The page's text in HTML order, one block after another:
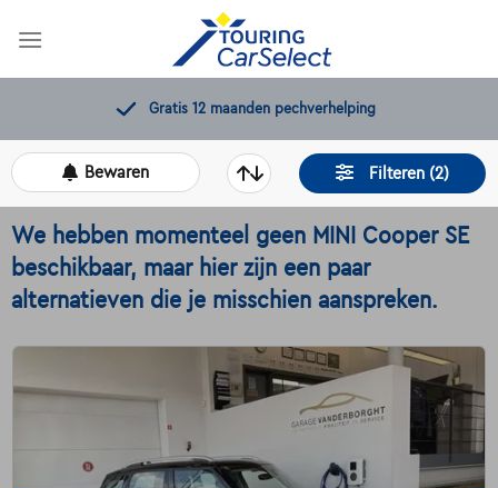
Gratis 12 maanden pechverhelping
Filteren (2)
Bewaren
We hebben momenteel geen MINI Cooper SE
beschikbaar, maar hier zijn een paar
alternatieven die je misschien aanspreken.